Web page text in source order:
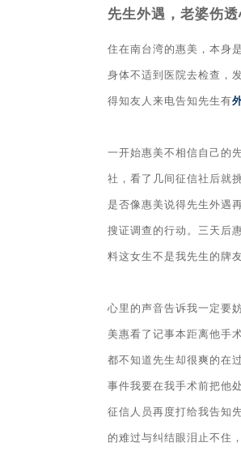
先生外遇，老婆伤
住在南台湾的惠美，本身
身体不适到医院去检查，
得知友人来电告知先生有
一开始惠美不相信自己的
社，看了几间征信社后就
是否像惠美说得先生外遇
搜证调查的行动。三天后
料这女生不是我先生的牌
心里的声音告诉我一定要
美惠看了记事本距离他手
都不知道先生却很爽的在
事件我要在我手术前把他
征信人员再度打给我告知
的难过与纠结眼泪止不住